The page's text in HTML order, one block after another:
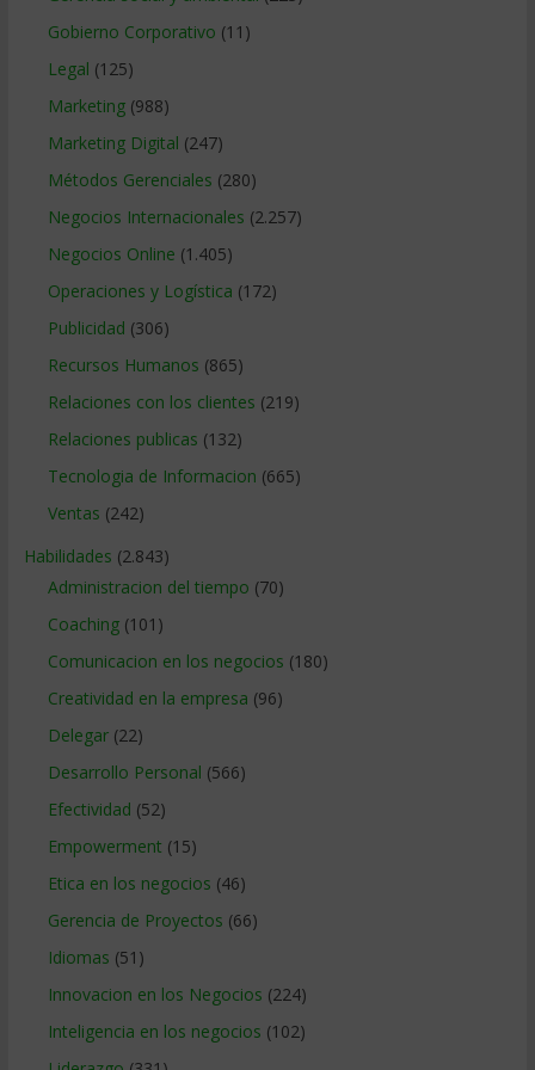
Gobierno Corporativo (11)
Legal (125)
Marketing(988)
Marketing Digital (247)
Métodos Gerenciales (280)
Negocios Internacionales (2.257)
Negocios Online (1.405)
Operaciones y Logística (172)
Publicidad (306)
Recursos Humanos (865)
Relaciones con los clientes (219)
Relaciones publicas (132)
Tecnologia de Informacion (665)
Ventas (242)
Habilidades (2.843)
Administracion del tiempo (70)
Coaching(101)
Comunicacion en los negocios (180)
Creatividad en la empresa (96)
Delegar(22)
Desarrollo Personal (566)
Efectividad (52)
Empowerment (15)
Etica en los negocios (46)
Gerencia de Proyectos (66)
Idiomas (51)
Innovacion en los Negocios (224)
Inteligencia en los negocios (102)